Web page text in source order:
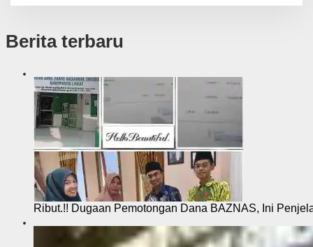
Berita terbaru
Ribut.!! Dugaan Pemotongan Dana BAZNAS, Ini